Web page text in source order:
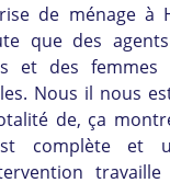
de ménage à
que des agents
et des femmes
Nous il nous
de, ça
complète et